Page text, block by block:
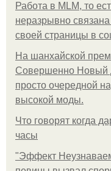
Работа в MLM, то
неразрывно связана
своей страницы в
На шанхайской
Совершенно Новый
просто очередной
высокой моды.
Что говорят когда
часы
"Эффект